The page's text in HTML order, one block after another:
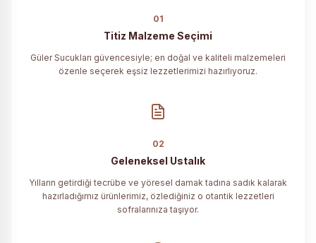
01
Titiz Malzeme Seçimi
Güler Sucukları güvencesiyle; en doğal ve kaliteli malzemeleri
özenle seçerek eşsiz lezzetlerimizi hazırlıyoruz.
02
Geleneksel Ustalık
Yılların getirdiği tecrübe ve yöresel damak tadına sadık kalarak
hazırladığımız ürünlerimiz, özlediğiniz o otantik lezzetleri
sofralarınıza taşıyor.